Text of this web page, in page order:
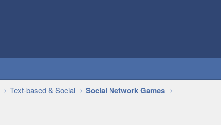
Text-based & Social Social Network Games